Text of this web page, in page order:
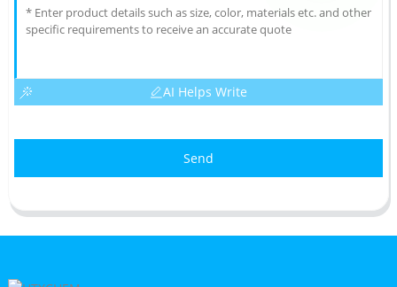
AI Helps Write
Send